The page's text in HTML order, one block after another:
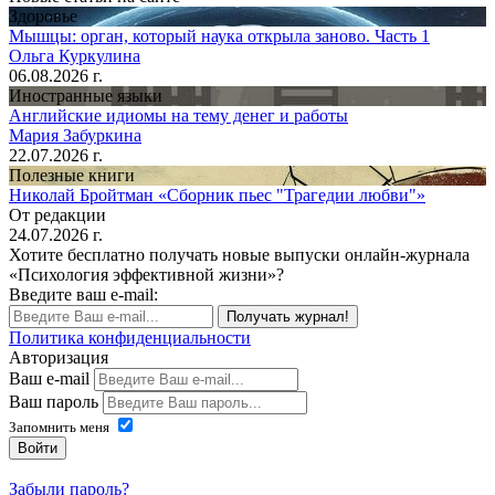
Здоровье
Мышцы: орган, который наука открыла заново. Часть 1
Ольга Куркулина
06.08.2026 г.
Иностранные языки
Английские идиомы на тему денег и работы
Мария Забуркина
22.07.2026 г.
Полезные книги
Николай Бройтман «Сборник пьес "Трагедии любви"»
От редакции
24.07.2026 г.
Хотите бесплатно получать новые выпуски онлайн-журнала
«Психология эффективной жизни»?
Введите ваш e-mail:
Получать журнал!
Политика конфиденциальности
Авторизация
Ваш e-mail
Ваш пароль
Запомнить меня
Войти
Забыли пароль?